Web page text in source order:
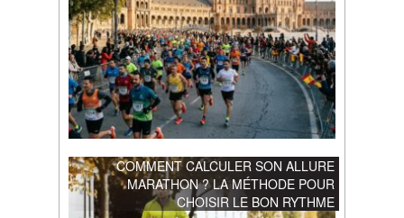
COMMENT CALCULER SON ALLURE
MARATHON ? LA MÉTHODE POUR
CHOISIR LE BON RYTHME